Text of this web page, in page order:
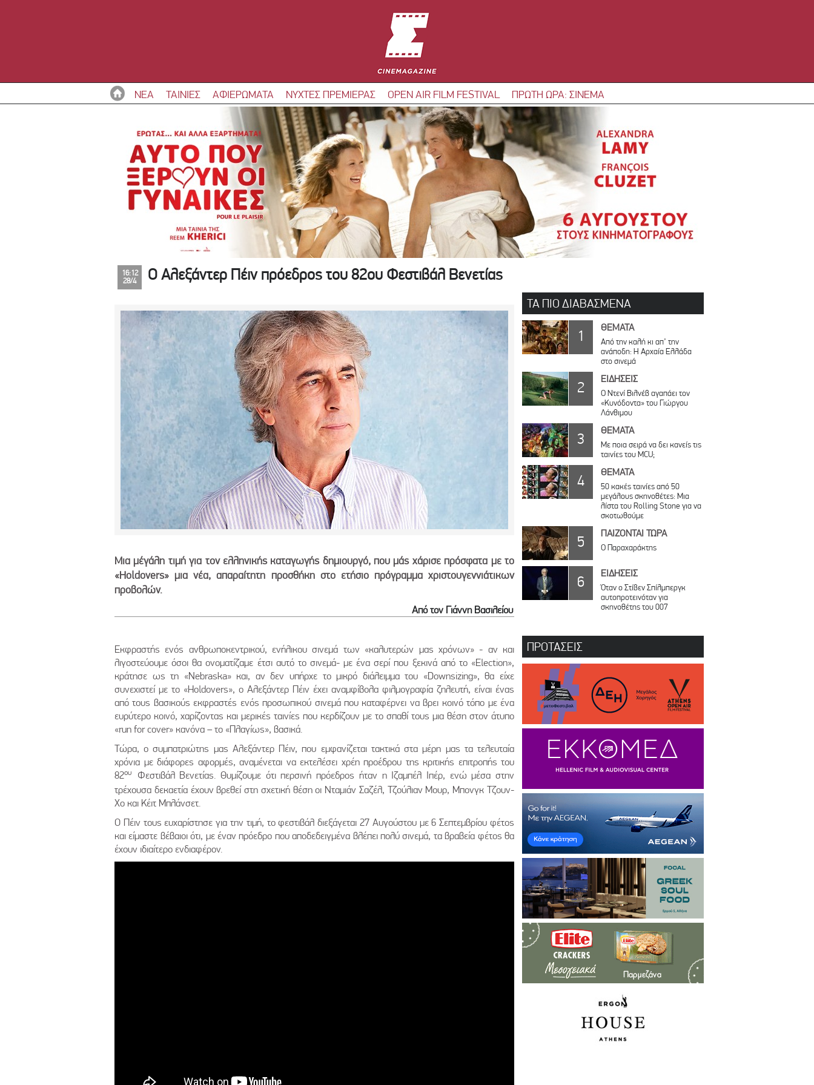
ΝΕΑ ΤΑΙΝΙΕΣ ΑΦΙΕΡΩΜΑΤΑ ΝΥΧΤΕΣ ΠΡΕΜΙΕΡΑΣ OPEN AIR FILM FESTIVAL ΠΡΩΤΗ ΩΡΑ: ΣΙΝΕΜΑ
16:12
28/4
Ο Αλεξάντερ Πέιν πρόεδρος του 82ου Φεστιβάλ Βενετίας
Μια μέγάλη τιμή για τον ελληνικής καταγωγής δημιουργό, που μάς χάρισε πρόσφατα με το
«Holdovers» μια νέα, απαραίτητη προσθήκη στο ετήσιο πρόγραμμα χριστουγεννιάτικων
προβολών.
Από τον Γιάννη Βασιλείου
Εκφραστής ενός ανθρωποκεντρικού, ενήλικου σινεμά των «καλυτερών μας χρόνων» - αν και
λιγοστεύουμε όσοι θα ονοματίζαμε έτσι αυτό το σινεμά- με ένα σερί που ξεκινά από το «Election»,
κράτησε ως τη «Nebraska» και, αν δεν υπήρχε το μικρό διάλειμμα του «Downsizing», θα είχε
συνεχιστεί με το «Holdovers», ο Αλεξάντερ Πέιν έχει αναμφίβολα φιλμογραφία ζηλευτή, είναι ένας
από τους βασικούς εκφραστές ενός προσωπικού σινεμά που καταφέρνει να βρει κοινό τόπο με ένα
ευρύτερο κοινό, χαρίζοντας και μερικές ταινίες που κερδίζουν με το σπαθί τους μια θέση στον άτυπο
«run for cover» κανόνα – το «Πλαγίως», βασικά.
Τώρα, ο συμπατριώτης μας Αλεξάντερ Πέιν, που εμφανίζεται τακτικά στα μέρη μας τα τελευταία
χρόνια με διάφορες αφορμές, αναμένεται να εκτελέσει χρέη προέδρου της κριτικής επιτροπής του
82ου
Φεστιβάλ Βενετίας. Θυμίζουμε ότι περσινή πρόεδρος ήταν η Ιζαμπέλ Ιπέρ, ενώ μέσα στην
τρέχουσα δεκαετία έχουν βρεθεί στη σχετική θέση οι Νταμιάν Σαζέλ, Τζούλιαν Μουρ, Μπονγκ Τζουν-
Χο και Κέιτ Μπλάνσετ.
Ο Πέιν τους ευχαρίστησε για την τιμή, το φεστιβάλ διεξάγεται 27 Αυγούστου με 6 Σεπτεμβρίου φέτος
και είμαστε βέβαιοι ότι, με έναν πρόεδρο που αποδεδειγμένα βλέπει πολύ σινεμά, τα βραβεία φέτος θα
έχουν ιδιαίτερο ενδιαφέρον.
ΤΑ ΠΙΟ ΔΙΑΒΑΣΜΕΝΑ
1 ΘΕΜΑΤΑ
Από την καλή κι απ’ την
ανάποδη: Η Αρχαία Ελλάδα
στο σινεμά
2 ΕΙΔΗΣΕΙΣ
Ο Ντενί Βιλνέβ αγαπάει τον
«Κυνόδοντα» του Γιώργου
Λάνθιμου
3 ΘΕΜΑΤΑ
Με ποια σειρά να δει κανείς τις
ταινίες του MCU;
4 ΘΕΜΑΤΑ
50 κακές ταινίες από 50
μεγάλους σκηνοθέτες: Μια
λίστα του Rolling Stone για να
σκοτωθούμε
5 ΠΑΙΖΟΝΤΑΙ ΤΩΡΑ
Ο Παραχαράκτης
6 ΕΙΔΗΣΕΙΣ
Όταν ο Στίβεν Σπίλμπεργκ
αυτοπροτεινόταν για
σκηνοθέτης του 007
ΠΡΟΤΑΣΕΙΣ